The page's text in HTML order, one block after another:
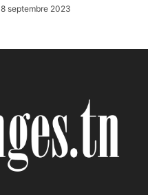
8 septembre 2023